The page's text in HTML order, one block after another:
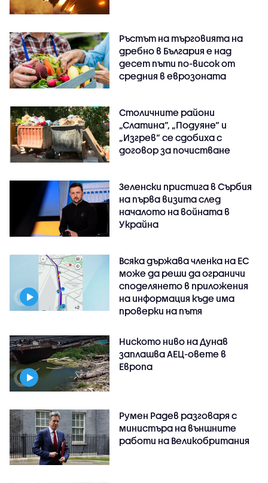
Ръстът на търговията на
дребно в България е над
десет пъти по-висок от
средния в еврозоната
Столичните райони
„Слатина“, „Подуяне“ и
„Изгрев“ се сдобиха с
договор за почистване
Зеленски пристига в Сърбия
на първа визита след
началото на войната в
Украйна
Всяка държава членка на ЕС
може да реши да ограничи
споделянето в приложения
на информация къде има
проверки на пътя
Ниското ниво на Дунав
заплашва АЕЦ-овете в
Европа
Румен Радев разговаря с
министъра на външните
работи на Великобритания